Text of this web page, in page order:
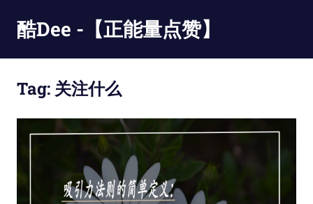
content
酷Dee -【正能量点赞】
最
Tag: 关注什么